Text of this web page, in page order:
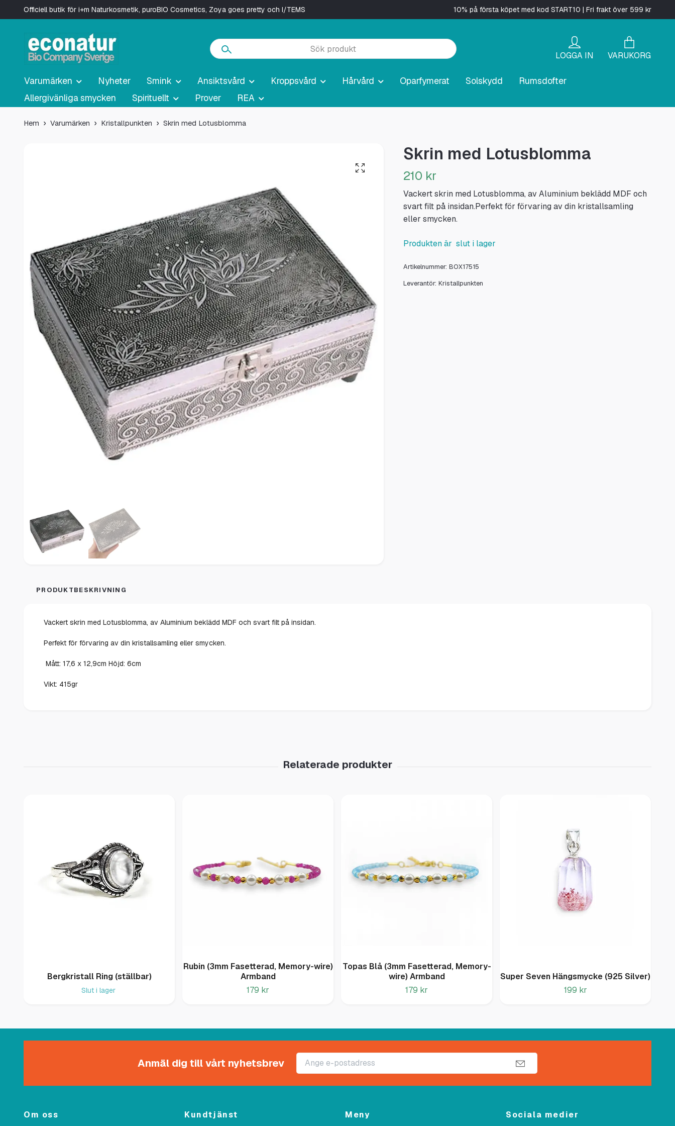
Officiell butik för i+m Naturkosmetik, puroBIO Cosmetics, Zoya goes pretty och I/TEMS 10% på första köpet med kod START10 | Fri frakt över 599 kr
LOGGA IN VARUKORG
Varumärken Nyheter Smink Ansiktsvård Kroppsvård Hårvård Oparfymerat Solskydd
Rumsdofter
Allergivänliga smycken
Spirituellt Prover REA
Hem Varumärken Kristallpunkten Skrin med Lotusblomma
Skrin med Lotusblomma
210 kr
Vackert skrin med Lotusblomma, av Aluminium beklädd MDF och
svart filt på insidan.Perfekt för förvaring av din kristallsamling
eller smycken.
Produkten är slut i lager
Artikelnummer: BOX17515
Leverantör: Kristallpunkten
PRODUKTBESKRIVNING
Vackert skrin med Lotusblomma, av Aluminium beklädd MDF och svart filt på insidan.
Perfekt för förvaring av din kristallsamling eller smycken.
Mått: 17,6 x 12,9cm Höjd: 6cm
Vikt: 415gr
Bergkristall Ring (ställbar)
Slut i lager
Rubin (3mm Fasetterad, Memory-wire)
Armband
179 kr
Topas Blå (3mm Fasetterad, Memory-
wire) Armband
179 kr
Super Seven Hängsmycke (925 Silver)
199 kr
Anmäl dig till vårt nyhetsbrev
Om oss Kundtjänst Meny Sociala medier